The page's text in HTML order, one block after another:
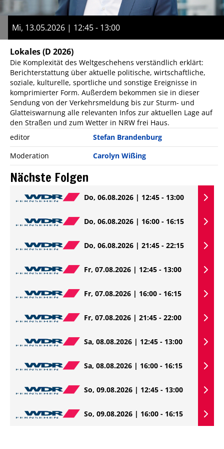
Mi, 13.05.2026 | 12:45 - 13:00
Lokales(D 2026)
Die Komplexität des Weltgeschehens verständlich erklärt:
Berichterstattung über aktuelle politische, wirtschaftliche,
soziale, kulturelle, sportliche und sonstige Ereignisse in
komprimierter Form. Außerdem bekommen sie in dieser
Sendung von der Verkehrsmeldung bis zur Sturm- und
Glatteiswarnung alle relevanten Infos zur aktuellen Lage auf
den Straßen und zum Wetter in NRW frei Haus.
editor
Stefan Brandenburg
Moderation
Carolyn Wißing
Nächste Folgen
Do, 06.08.2026 | 12:45 - 13:00
Do, 06.08.2026 | 16:00 - 16:15
Do, 06.08.2026 | 21:45 - 22:15
Fr, 07.08.2026 | 12:45 - 13:00
Fr, 07.08.2026 | 16:00 - 16:15
Fr, 07.08.2026 | 21:45 - 22:00
Sa, 08.08.2026 | 12:45 - 13:00
Sa, 08.08.2026 | 16:00 - 16:15
So, 09.08.2026 | 12:45 - 13:00
So, 09.08.2026 | 16:00 - 16:15